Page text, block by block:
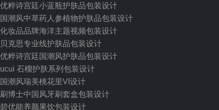
优粹诗宫廷小蓝瓶护肤品包装设计
国潮风中草药人参植物护肤品包装设计
化妆品品牌海洋主题视频包装设计
贝克思专业线护肤品包装设计
优粹诗宫廷国潮风护肤品包装设计
ucui 石榴护肤系列包装设计
国潮风瑞美桃花里VI设计
刷博士中国风牙刷套盒包装设计
碧优能养颜果饮包装设计